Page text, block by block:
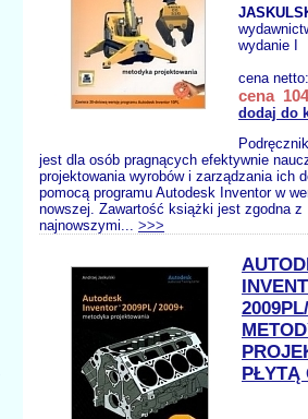
wydanie I
cena
cena
dodaj do
jest dla osób pragnących efektywnie
projektowania wyrobów i zarządzania ich
pomocą programu Autodesk Inventor w
nowszej. Zawartość książki jest zgodna z
najnowszymi... >>>
PŁYTĄ